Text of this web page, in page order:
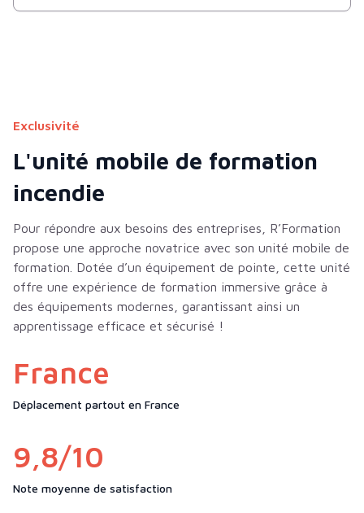
Exclusivité
L'unité mobile de formation
incendie
Pour répondre aux besoins des entreprises, R’Formation
propose une approche novatrice avec son unité mobile de
formation. Dotée d’un équipement de pointe, cette unité
offre une expérience de formation immersive grâce à
des équipements modernes, garantissant ainsi un
apprentissage efficace et sécurisé !
France
Déplacement partout en France
9,8/10
Note moyenne de satisfaction